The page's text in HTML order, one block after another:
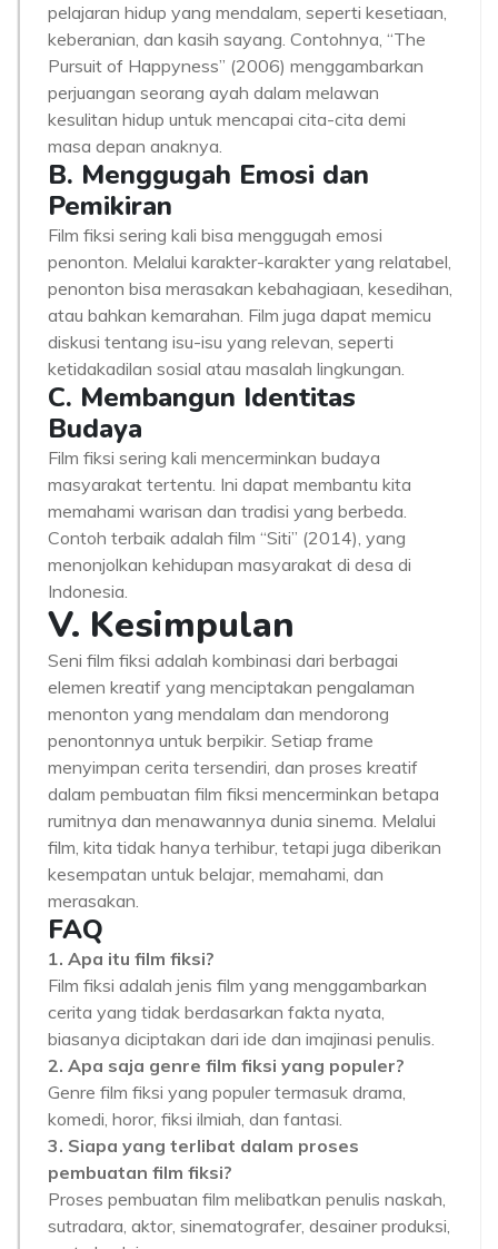
pelajaran hidup yang mendalam, seperti kesetiaan,
keberanian, dan kasih sayang. Contohnya, “The
Pursuit of Happyness” (2006) menggambarkan
perjuangan seorang ayah dalam melawan
kesulitan hidup untuk mencapai cita-cita demi
masa depan anaknya.
B. Menggugah Emosi dan
Pemikiran
Film fiksi sering kali bisa menggugah emosi
penonton. Melalui karakter-karakter yang relatabel,
penonton bisa merasakan kebahagiaan, kesedihan,
atau bahkan kemarahan. Film juga dapat memicu
diskusi tentang isu-isu yang relevan, seperti
ketidakadilan sosial atau masalah lingkungan.
C. Membangun Identitas
Budaya
Film fiksi sering kali mencerminkan budaya
masyarakat tertentu. Ini dapat membantu kita
memahami warisan dan tradisi yang berbeda.
Contoh terbaik adalah film “Siti” (2014), yang
menonjolkan kehidupan masyarakat di desa di
Indonesia.
V. Kesimpulan
Seni film fiksi adalah kombinasi dari berbagai
elemen kreatif yang menciptakan pengalaman
menonton yang mendalam dan mendorong
penontonnya untuk berpikir. Setiap frame
menyimpan cerita tersendiri, dan proses kreatif
dalam pembuatan film fiksi mencerminkan betapa
rumitnya dan menawannya dunia sinema. Melalui
film, kita tidak hanya terhibur, tetapi juga diberikan
kesempatan untuk belajar, memahami, dan
merasakan.
FAQ
1. Apa itu film fiksi?
Film fiksi adalah jenis film yang menggambarkan
cerita yang tidak berdasarkan fakta nyata,
biasanya diciptakan dari ide dan imajinasi penulis.
2. Apa saja genre film fiksi yang populer?
Genre film fiksi yang populer termasuk drama,
komedi, horor, fiksi ilmiah, dan fantasi.
3. Siapa yang terlibat dalam proses
pembuatan film fiksi?
Proses pembuatan film melibatkan penulis naskah,
sutradara, aktor, sinematografer, desainer produksi,